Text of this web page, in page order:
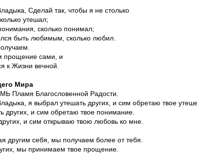
Сделай так, чтобы я не столько
утешал;
сколько понимал;
быть любимым, сколько любил.
прощение сами, и
к Жизни вечной.
Мира
Пламя Благословенной Радости.
я выбрал утешать других, и сим обретаю твое
других, и сим обретаю твое понимание.
и сим открываю твою любовь ко мне.
другим себя, мы получаем более от тебя.
мы принимаем твое прощение.